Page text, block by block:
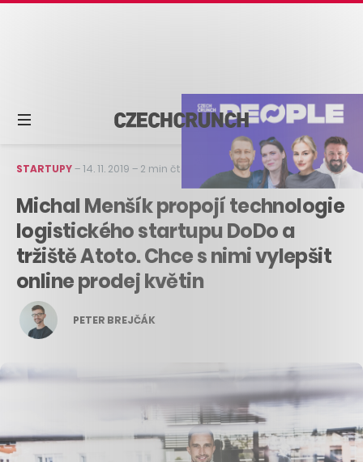
STARTUPY–14. 11. 2019 – 2 min čtení
Michal Menšík propojí technologie
logistického startupu DoDo a
tržiště Atoto. Chce s nimi vylepšit
online prodej květin
PETER BREJČÁK